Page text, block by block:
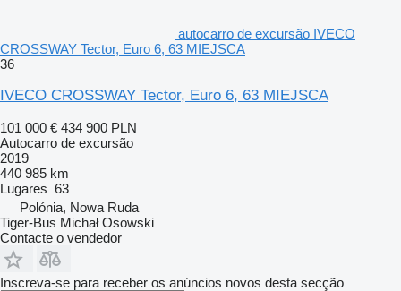
autocarro de excursão IVECO
CROSSWAY Tector, Euro 6, 63 MIEJSCA
36
IVECO CROSSWAY Tector, Euro 6, 63 MIEJSCA
101 000 € 434 900 PLN
Autocarro de excursão
2019
440 985 km
Lugares 63
Polónia, Nowa Ruda
Tiger-Bus Michał Osowski
Contacte o vendedor
Inscreva-se para receber os anúncios novos desta secção